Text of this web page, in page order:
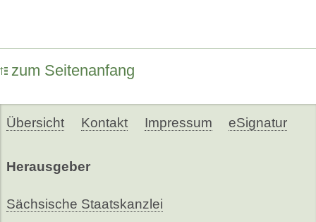
zum Seitenanfang
Übersicht Kontakt Impressum eSignatur
Herausgeber
Sächsische Staatskanzlei